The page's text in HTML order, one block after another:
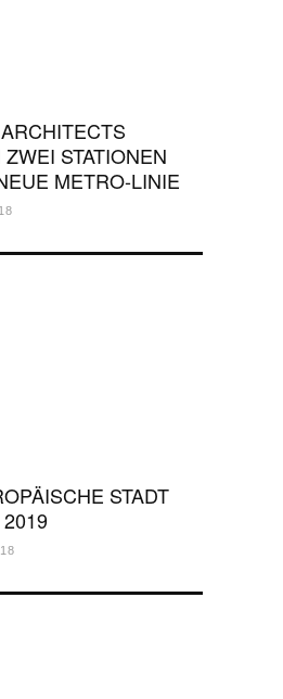
STATIONEN
METRO-LINIE
STADT